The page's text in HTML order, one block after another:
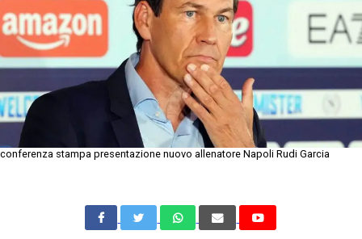
conferenza stampa presentazione nuovo allenatore Napoli Rudi Garcia